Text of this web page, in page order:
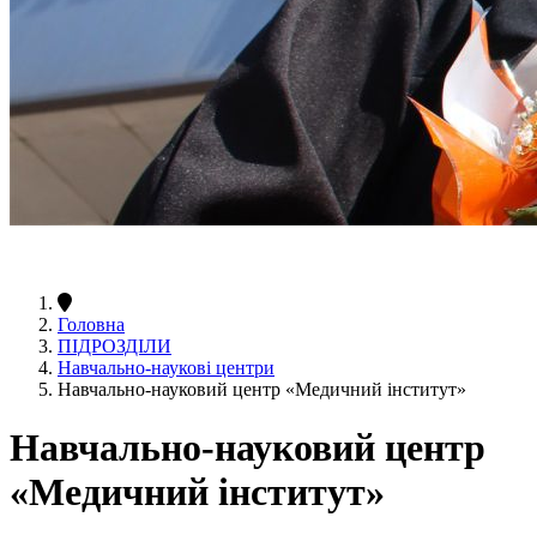
Головна
ПІДРОЗДІЛИ
Навчально-наукові центри
Навчально-науковий центр «Медичний інститут»
Навчально-науковий центр
«Медичний інститут»